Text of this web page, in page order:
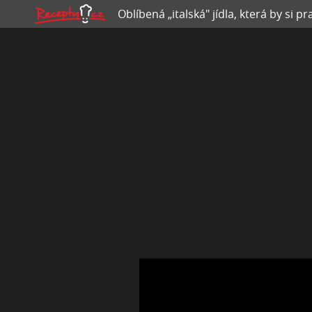
Oblíbená „italská" jídla, která by si